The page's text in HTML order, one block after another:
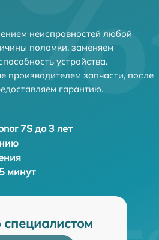
неисправностей любой
поломки, заменяем
устройства.
производителем запчасти, после
гарантию.
7S до 3 лет
минут
специалистом